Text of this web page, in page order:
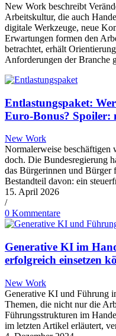
New Work beschreibt
Arbeitskultur, die auch
digitale Werkzeuge, neue
Erwartungen formen den
betrachtet, erhält
Anforderungen der Branche
Entlastungspaket:
Euro-Bonus? Spoiler:
New Work
Normalerweise
doch. Die Bundesregierung
das Bürgerinnen und Bürger
Bestandteil davon: ein
15. April 2026
/
0 Kommentare
Generative KI im
erfolgreich einsetzen
New Work
Generative KI und Führung
Themen, die nicht nur die
Führungsstrukturen im
im letzten Artikel erläutert,